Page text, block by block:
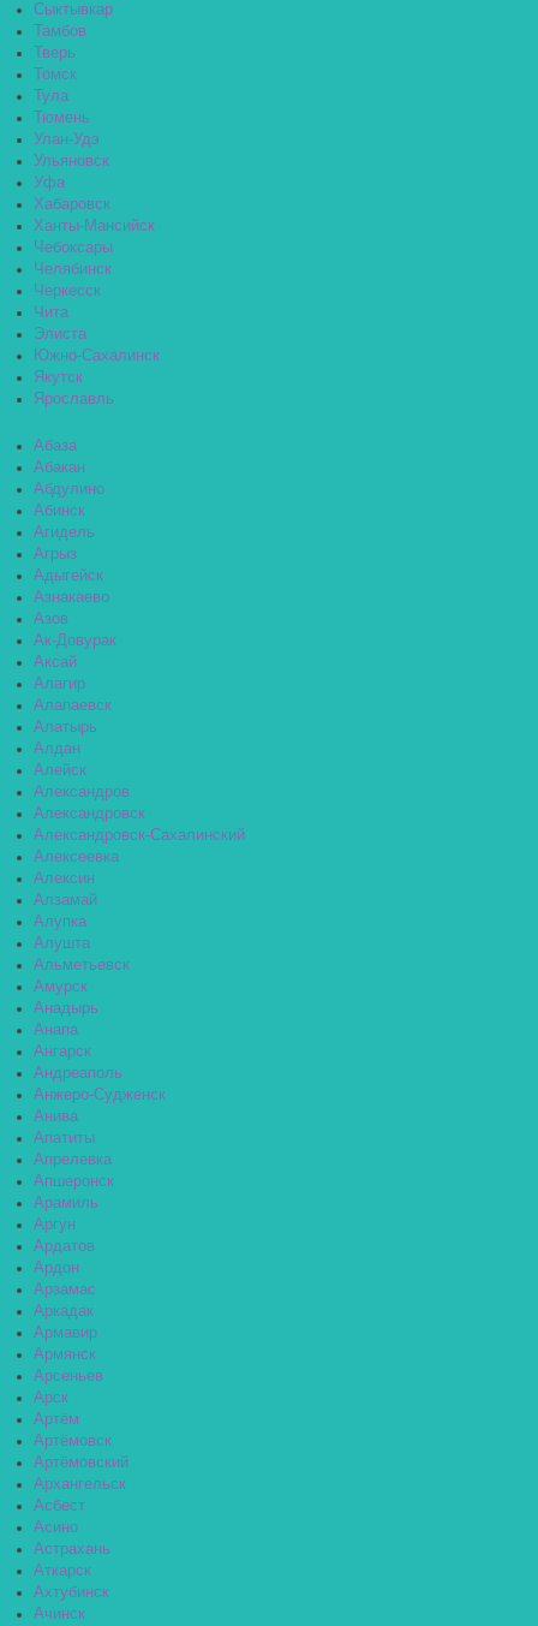
Сыктывкар
Тамбов
Тверь
Томск
Тула
Тюмень
Улан-Удэ
Ульяновск
Уфа
Хабаровск
Ханты-Мансийск
Чебоксары
Челябинск
Черкесск
Чита
Элиста
Южно-Сахалинск
Якутск
Ярославль
Абаза
Абакан
Абдулино
Абинск
Агидель
Агрыз
Адыгейск
Азнакаево
Азов
Ак-Довурак
Аксай
Алагир
Алапаевск
Алатырь
Алдан
Алейск
Александров
Александровск
Александровск-Сахалинский
Алексеевка
Алексин
Алзамай
Алупка
Алушта
Альметьевск
Амурск
Анадырь
Анапа
Ангарск
Андреаполь
Анжеро-Судженск
Анива
Апатиты
Апрелевка
Апшеронск
Арамиль
Аргун
Ардатов
Ардон
Арзамас
Аркадак
Армавир
Армянск
Арсеньев
Арск
Артём
Артёмовск
Артёмовский
Архангельск
Асбест
Асино
Астрахань
Аткарск
Ахтубинск
Ачинск